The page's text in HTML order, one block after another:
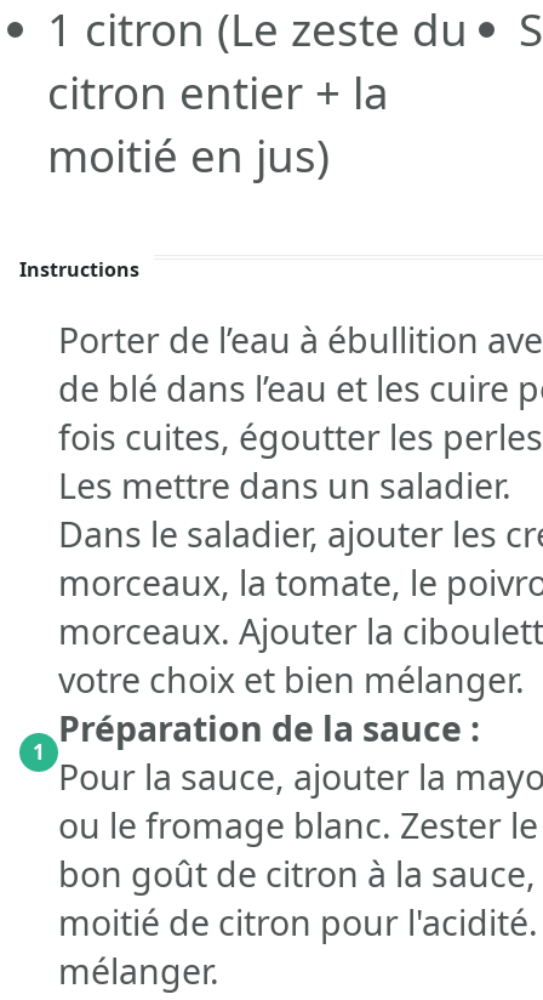
1 citron (Le zeste du
citron entier + la
moitié en jus)
Instructions
1
Porter de l’eau à ébullition
de blé dans l’eau et les cuire
fois cuites, égoutter les
Les mettre dans un saladier.
Dans le saladier, ajouter les
morceaux, la tomate, le
morceaux. Ajouter la
votre choix et bien mélanger.
Préparation de la sauce :
Pour la sauce, ajouter la
ou le fromage blanc. Zester
bon goût de citron à la
moitié de citron pour
mélanger.